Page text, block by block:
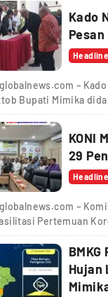
Kado
Headline
–
Bupati Mimika
KONI
29
Headline
–
Pertemuan
Hujan